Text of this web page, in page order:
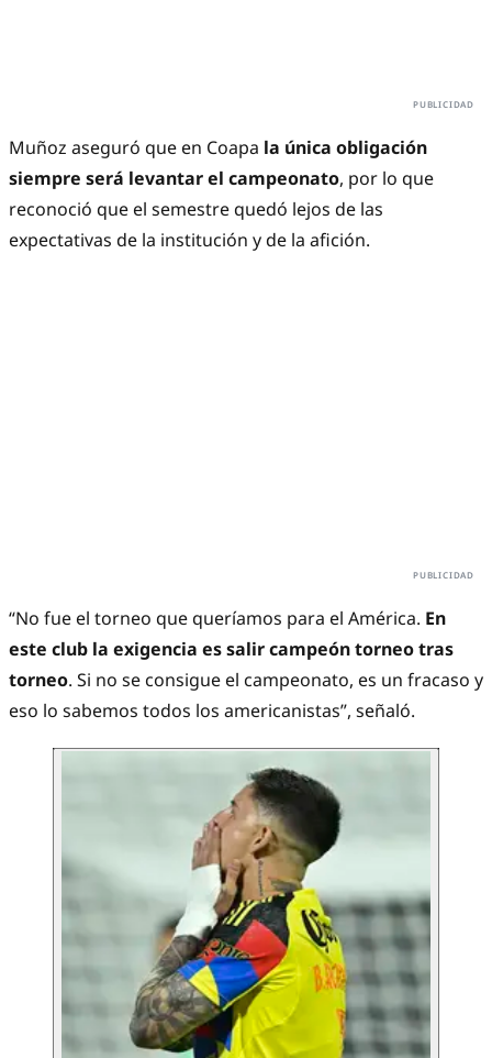
Muñoz aseguró que en Coapa la única obligación
siempre será levantar el campeonato, por lo que
reconoció que el semestre quedó lejos de las
expectativas de la institución y de la afición.
“No fue el torneo que queríamos para el América. En
este club la exigencia es salir campeón torneo tras
torneo. Si no se consigue el campeonato, es un fracaso y
eso lo sabemos todos los americanistas”, señaló.